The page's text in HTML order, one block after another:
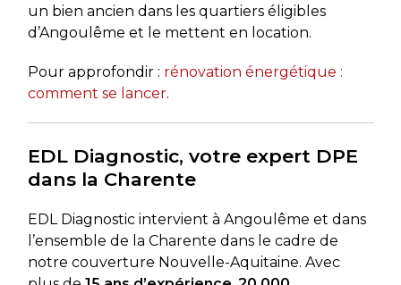
un bien ancien dans les quartiers éligibles
d’Angoulême et le mettent en location.
Pour approfondir : rénovation énergétique :
comment se lancer.
EDL Diagnostic, votre expert DPE
dans la Charente
EDL Diagnostic intervient à Angoulême et dans
l’ensemble de la Charente dans le cadre de
notre couverture Nouvelle-Aquitaine. Avec